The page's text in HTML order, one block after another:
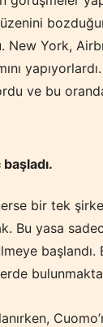
York,
ve bu
bir tek
Bu yasa
başlandı.